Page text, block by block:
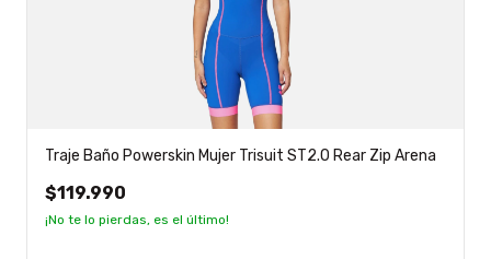
Traje Baño Powerskin Mujer Trisuit ST2.0 Rear Zip Arena
$119.990
¡No te lo pierdas, es el último!